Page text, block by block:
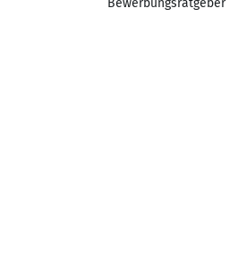
Bewerbungsratgeber